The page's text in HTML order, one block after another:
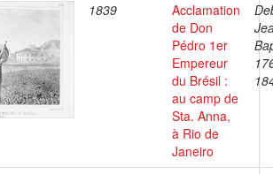
1839
Acclamation
de Don
Pédro 1er
Empereur
du Brésil :
au camp de
Sta. Anna,
à Rio de
Janeiro